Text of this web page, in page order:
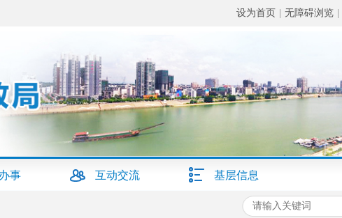
设为首页 无障碍浏览
事 互动交流 基层信息